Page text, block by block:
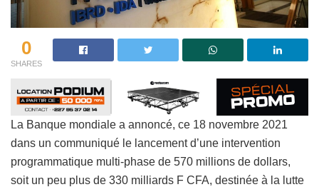
0
SHARES
La Banque mondiale a annoncé, ce 18 novembre 2021
dans un communiqué le lancement d’une intervention
programmatique multi-phase de 570 millions de dollars,
soit un peu plus de 330 milliards F CFA, destinée à la lutte